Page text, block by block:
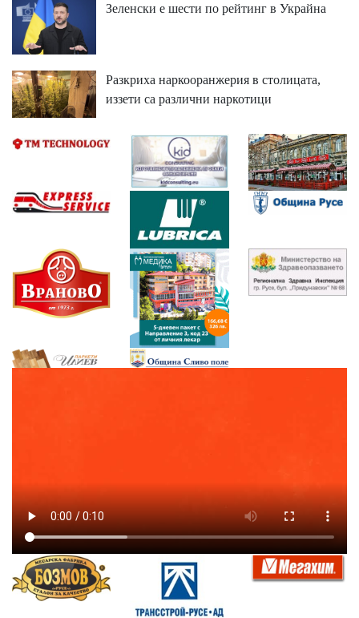
Зеленски е шести по рейтинг в Украйна
Разкриха наркооранжерия в столицата,
иззети са различни наркотици